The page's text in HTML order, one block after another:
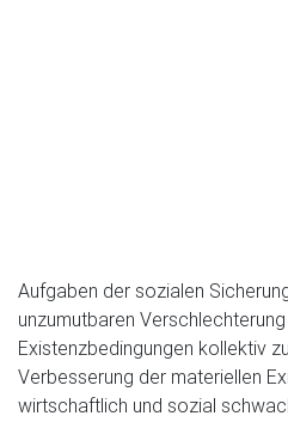
Aufgaben der sozialen
unzumutbaren
Existenzbedingungen kollektiv
Verbesserung der materiellen
wirtschaftlich und sozial